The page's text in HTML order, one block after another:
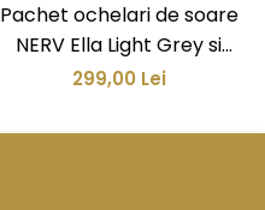
Pachet ochelari de soare
NERV Ella Light Grey si
lant de ochelari argintiu
299,00 Lei